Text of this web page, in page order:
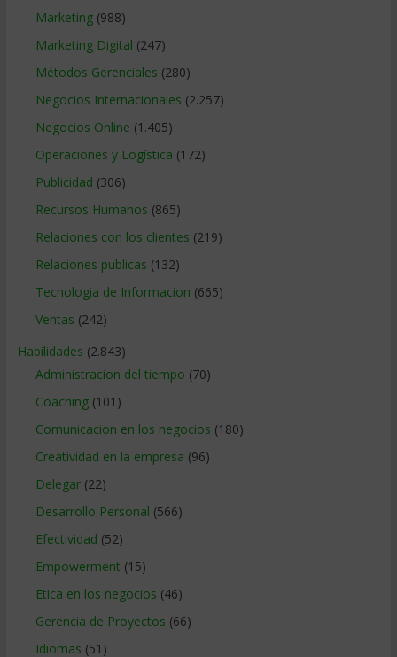
Marketing(988)
Marketing Digital (247)
Métodos Gerenciales (280)
Negocios Internacionales (2.257)
Negocios Online (1.405)
Operaciones y Logística (172)
Publicidad (306)
Recursos Humanos (865)
Relaciones con los clientes (219)
Relaciones publicas (132)
Tecnologia de Informacion (665)
Ventas (242)
Habilidades (2.843)
Administracion del tiempo (70)
Coaching(101)
Comunicacion en los negocios (180)
Creatividad en la empresa (96)
Delegar(22)
Desarrollo Personal (566)
Efectividad (52)
Empowerment (15)
Etica en los negocios (46)
Gerencia de Proyectos (66)
Idiomas (51)